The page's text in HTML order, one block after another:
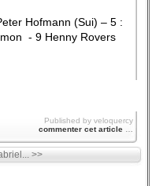
Hofmann (Sui) – 5 :
- 9 Henny Rovers
Published by veloquercy
commenter cet article
>>